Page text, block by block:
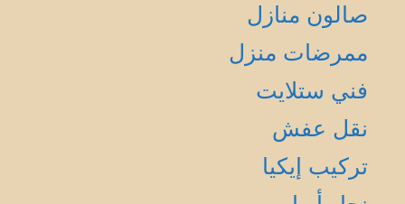
صالون منازل
ممرضات منزل
فني ستلايت
نقل عفش
تركيب إيكيا